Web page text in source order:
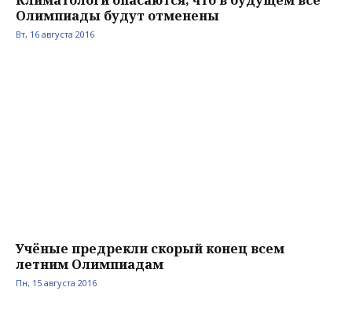
Олимпиады будут отменены
Вт, 16 августа 2016
Учёные предрекли скорый конец всем
летним Олимпиадам
Пн, 15 августа 2016